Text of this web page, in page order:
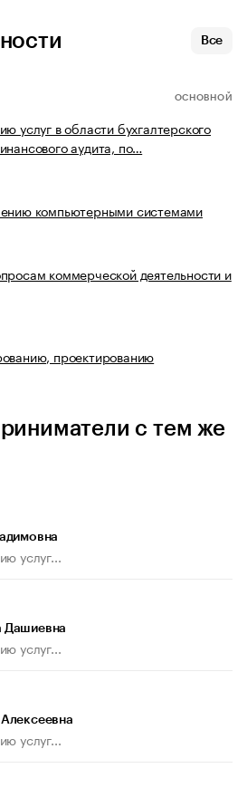
Все
ОСНОВНОЙ
услуг в области бухгалтерского
аудита, по…
компьютерными системами
коммерческой деятельности и
проектированию
с тем же
услуг...
Дашиевна
услуг...
услуг...